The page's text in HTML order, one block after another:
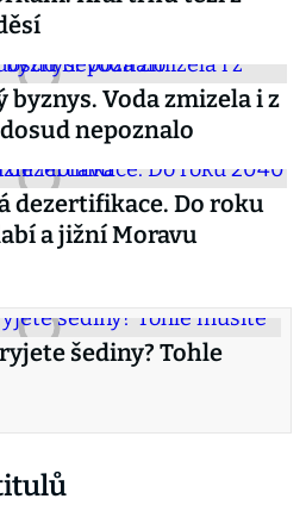
Voda zmizela i z
nepoznalo
dezertifikace. Do roku
a jižní Moravu
šediny? Tohle